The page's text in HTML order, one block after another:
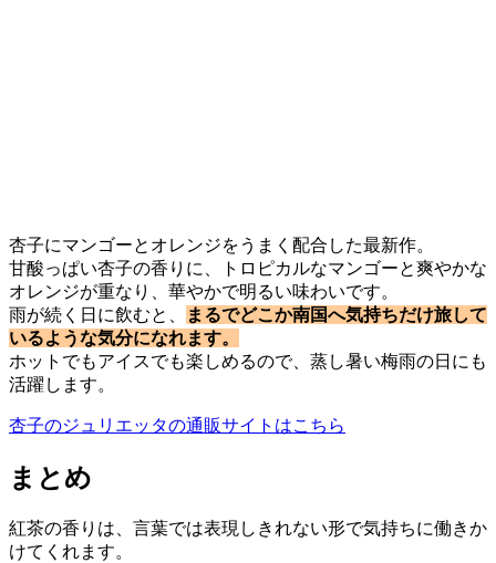
杏子にマンゴーとオレンジをうまく配合した最新作。
甘酸っぱい杏子の香りに、トロピカルなマンゴーと爽やかな
オレンジが重なり、華やかで明るい味わいです。
雨が続く日に飲むと、
まるでどこか南国へ気持ちだけ旅して
いるような気分になれます。
ホットでもアイスでも楽しめるので、蒸し暑い梅雨の日にも
活躍します。
杏子のジュリエッタの通販サイトはこちら
まとめ
紅茶の香りは、言葉では表現しきれない形で気持ちに働きか
けてくれます。